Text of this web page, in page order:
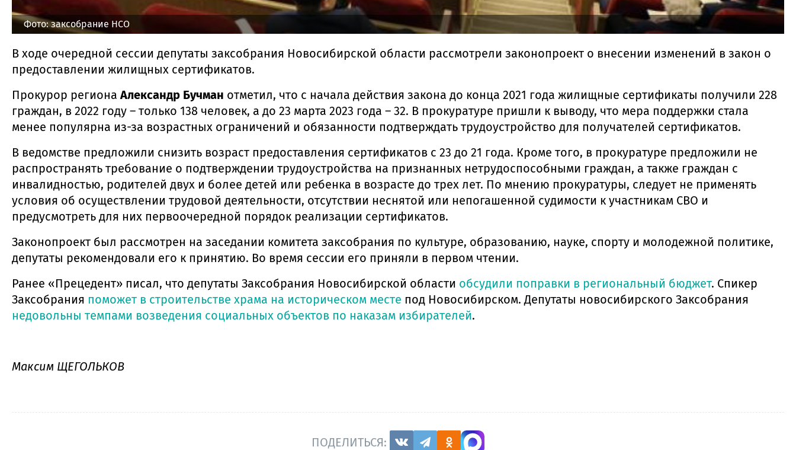
Фото: заксобрание НСО
В ходе очередной сессии депутаты заксобрания Новосибирской области рассмотрели законопроект о внесении изменений в закон о
предоставлении жилищных сертификатов.
Прокурор регионаАлександр Бучман отметил, что с начала действия закона до конца 2021 года жилищные сертификаты получили 228
граждан, в 2022 году – только 138 человек, а до 23 марта 2023 года – 32. В прокуратуре пришли к выводу, что мера поддержки стала
менее популярна из-за возрастных ограничений и обязанности подтверждать трудоустройство для получателей сертификатов.
В ведомстве предложили снизить возраст предоставления сертификатов с 23 до 21 года. Кроме того, в прокуратуре предложили не
распространять требование о подтверждении трудоустройства на признанных нетрудоспособными граждан, а также граждан с
инвалидностью, родителей двух и более детей или ребенка в возрасте до трех лет. По мнению прокуратуры, следует не применять
условия об осуществлении трудовой деятельности, отсутствии неснятой или непогашенной судимости к участникам СВО и
предусмотреть для них первоочередной порядок реализации сертификатов.
Законопроект был рассмотрен на заседании комитета заксобрания по культуре, образованию, науке, спорту и молодежной политике,
депутаты рекомендовали его к принятию. Во время сессии его приняли в первом чтении.
Ранее «Прецедент» писал, что депутаты Заксобрания Новосибирской области обсудили поправки в региональный бюджет. Спикер
Заксобрания поможет в строительстве храма на историческом месте под Новосибирском. Депутаты новосибирского Заксобрания
недовольны темпами возведения социальных объектов по наказам избирателей.
Максим ЩЕГОЛЬКОВ
ПОДЕЛИТЬСЯ: